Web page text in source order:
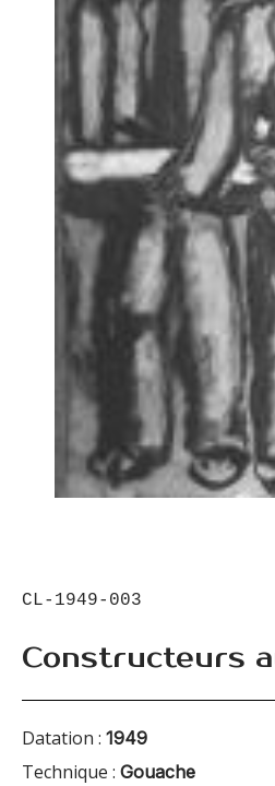
CL-1949-003
Constructeurs
Datation : 1949
Technique : Gouache